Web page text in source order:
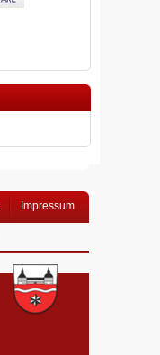
Impressum